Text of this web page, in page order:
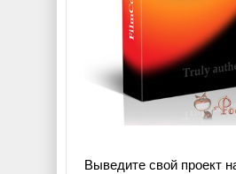
Выведите свой проект